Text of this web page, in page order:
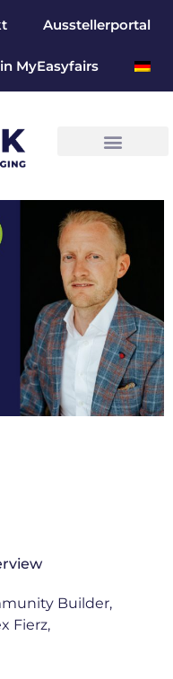
Ausstellerportal
MyEasyfairs
Builder,
Fierz,